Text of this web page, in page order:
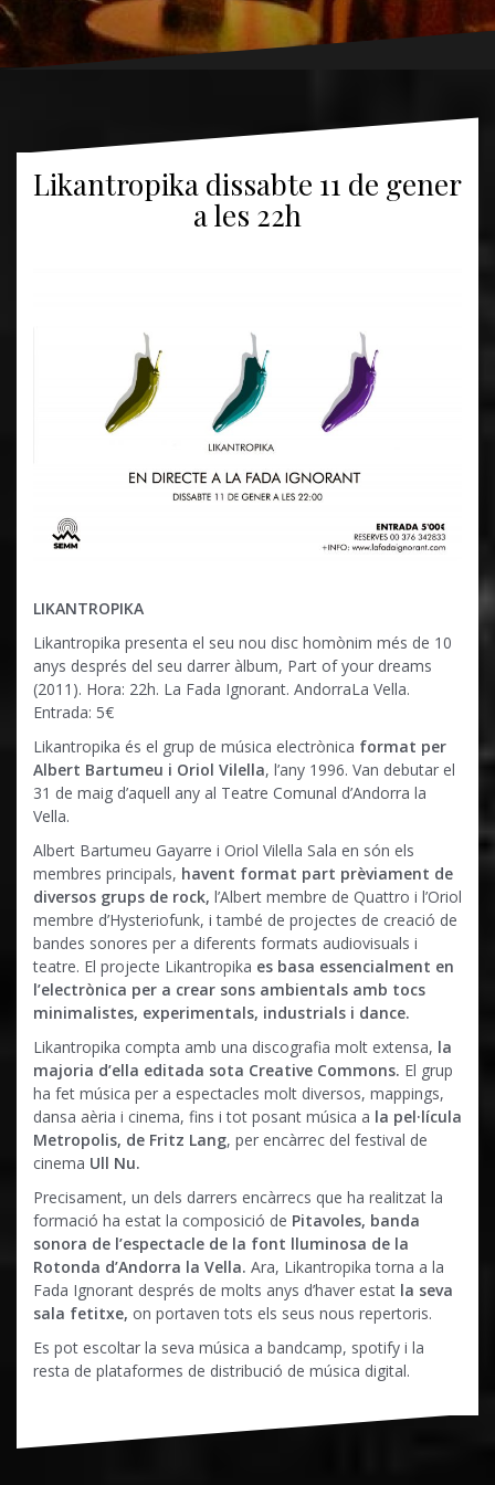
Likantropika dissabte 11 de gener
a les 22h
LIKANTROPIKA
Likantropika presenta el seu nou disc homònim més de 10
anys després del seu darrer àlbum, Part of your dreams
(2011). Hora: 22h. La Fada Ignorant. AndorraLa Vella.
Entrada: 5€
Likantropika és el grup de música electrònica format per
Albert Bartumeu i Oriol Vilella, l’any 1996. Van debutar el
31 de maig d’aquell any al Teatre Comunal d’Andorra la
Vella.
Albert Bartumeu Gayarre i Oriol Vilella Sala en són els
membres principals, havent format part prèviament de
diversos grups de rock, l’Albert membre de Quattro i l’Oriol
membre d’Hysteriofunk, i també de projectes de creació de
bandes sonores per a diferents formats audiovisuals i
teatre. El projecte Likantropika es basa essencialment en
l’electrònica per a crear sons ambientals amb tocs
minimalistes, experimentals, industrials i dance.
Likantropika compta amb una discografia molt extensa, la
majoria d’ella editada sota Creative Commons. El grup
ha fet música per a espectacles molt diversos, mappings,
dansa aèria i cinema, fins i tot posant música a la pel·lícula
Metropolis, de Fritz Lang, per encàrrec del festival de
cinema Ull Nu.
Precisament, un dels darrers encàrrecs que ha realitzat la
formació ha estat la composició de Pitavoles, banda
sonora de l’espectacle de la font lluminosa de la
Rotonda d’Andorra la Vella. Ara, Likantropika torna a la
Fada Ignorant després de molts anys d’haver estat la seva
sala fetitxe, on portaven tots els seus nous repertoris.
Es pot escoltar la seva música a bandcamp, spotify i la
resta de plataformes de distribució de música digital.